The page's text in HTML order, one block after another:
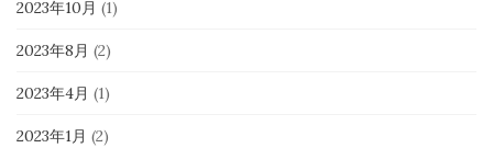
2023年10月 (1)
2023年8月 (2)
2023年4月 (1)
2023年1月 (2)